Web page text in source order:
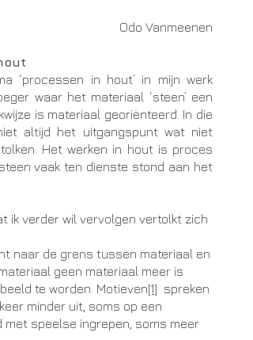
Odo Vanmeenen
‘processen in hout’ in mijn werk
waar het materiaal ‘steen’ een
is materiaal georiënteerd. In die
altijd het uitgangspunt wat niet
Het werken in hout is proces
vaak ten dienste stond aan het
ik verder wil vervolgen vertolkt zich
naar de grens tussen materiaal en
geen materiaal meer is
te worden. Motieven[1] spreken
minder uit, soms op een
met speelse ingrepen, soms meer